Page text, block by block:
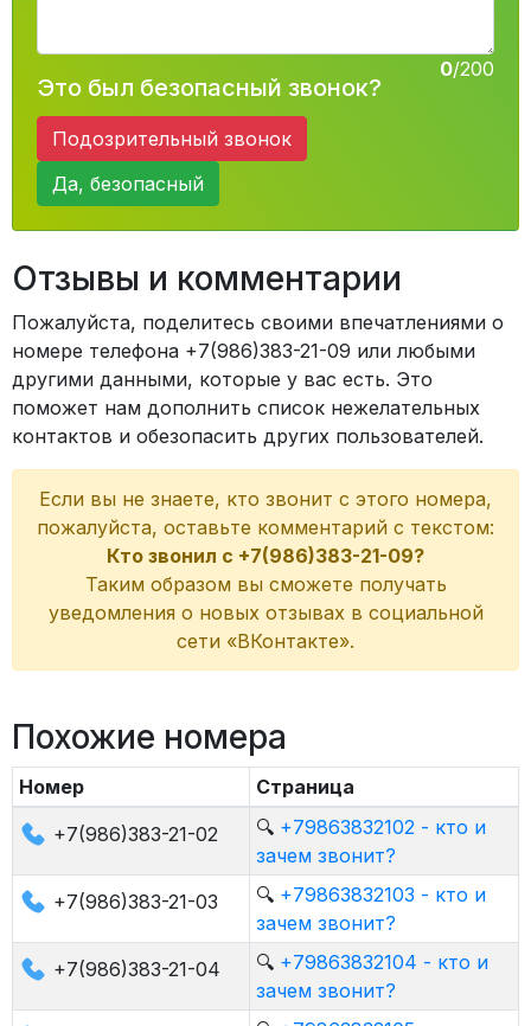
0/200
Это был безопасный звонок?
Подозрительный звонок
Да, безопасный
Отзывы и комментарии
Пожалуйста, поделитесь своими впечатлениями о
номере телефона +7(986)383-21-09 или любыми
другими данными, которые у вас есть. Это
поможет нам дополнить список нежелательных
контактов и обезопасить других пользователей.
Если вы не знаете, кто звонит с этого номера,
пожалуйста, оставьте комментарий с текстом:
Кто звонил с +7(986)383-21-09?
Таким образом вы сможете получать
уведомления о новых отзывах в социальной
сети «ВКонтакте».
Похожие номера
Номер
Страница
+7(986)383-21-02
🔍 +79863832102 - кто и
зачем звонит?
+7(986)383-21-03
🔍 +79863832103 - кто и
зачем звонит?
+7(986)383-21-04
🔍 +79863832104 - кто и
зачем звонит?